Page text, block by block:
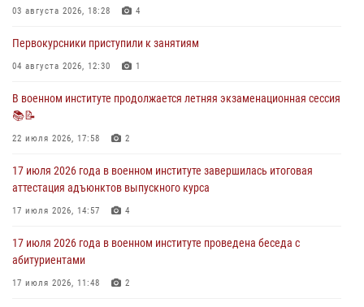
29 июля 2026, 06:41 6
28 июля 2026 года в военном институте организована беседа и
праздничный молебен
В военном институте завершается летняя экзаменационная сессия
28 июля 2026, 10:41
03 августа 2026, 18:28 4
Первокурсники приступили к занятиям
04 августа 2026, 12:30 1
В военном институте продолжается летняя экзаменационная сессия
📚📝
22 июля 2026, 17:58 2
17 июля 2026 года в военном институте завершилась итоговая
аттестация адъюнктов выпускного курса
17 июля 2026, 14:57 4
17 июля 2026 года в военном институте проведена беседа с
абитуриентами
17 июля 2026, 11:48 2